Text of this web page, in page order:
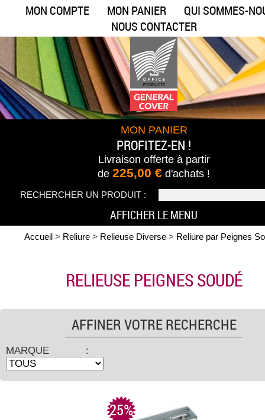
MON COMPTE MON PANIER
QUI SOMMES-
NOUS CONTACTER
MON PANIER
PROFITEZ-EN !
Livraison offerteà partir
de 225,00 € d'achats !
RECHERCHER UN PRODUIT :
AFFICHER LE MENU
Accueil> Reliure> Relieuse Diverse> Reliure par Peignes
RELIEUSE PEIGNES SOUDÉ
AFFINER VOTRE RECHERCHE
MARQUE :
25%